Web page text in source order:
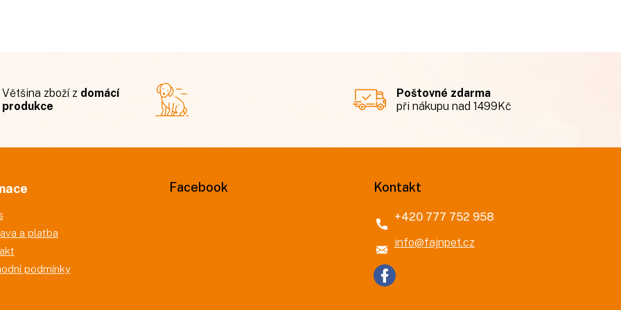
Většina zboží z domácí
produkce
Poštovné zdarma
při nákupu nad 1499Kč
a platba
podmínky
Facebook Kontakt
info@fajnpet.cz
+420 777 752 958